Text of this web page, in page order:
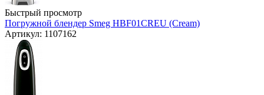
Быстрый просмотр
Погружной блендер Smeg HBF01CREU (Cream)
Артикул: 1107162